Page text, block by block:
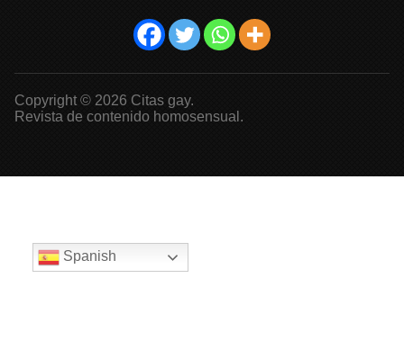
Copyright © 2026 Citas gay.
Revista de contenido homosensual.
Spanish